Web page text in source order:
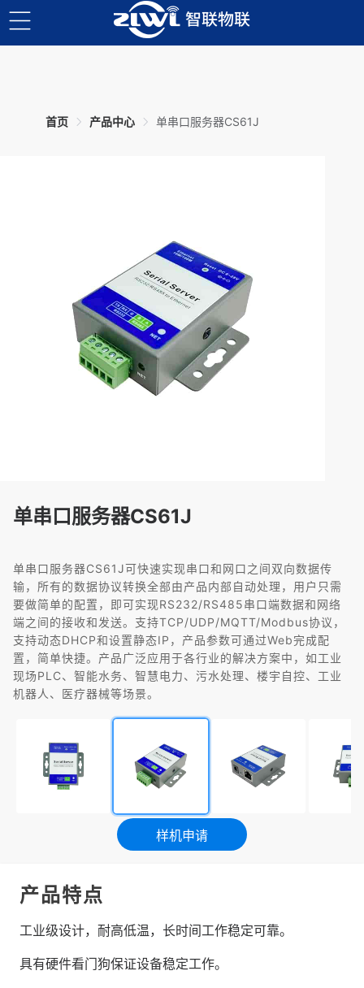
首页 产品中心 单串口服务器CS61J
单串口服务器CS61J
单串口服务器CS61J可快速实现串口和网口之间双向数据传
输，所有的数据协议转换全部由产品内部自动处理，用户只需
要做简单的配置，即可实现RS232/RS485串口端数据和网络
端之间的接收和发送。支持TCP/UDP/MQTT/Modbus协议，
支持动态DHCP和设置静态IP，产品参数可通过Web完成配
置，简单快捷。产品广泛应用于各行业的解决方案中，如工业
现场PLC、智能水务、智慧电力、污水处理、楼宇自控、工业
机器人、医疗器械等场景。
样机申请
产品特点
工业级设计，耐高低温，长时间工作稳定可靠。
具有硬件看门狗保证设备稳定工作。